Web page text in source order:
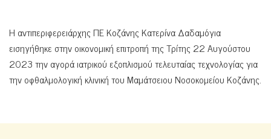
Η αντιπεριφερειάρχης ΠΕ Κοζάνης Κατερίνα Δαδαμόγια
εισηγήθηκε στην οικονομική επιτροπή της Τρίτης 22 Αυγούστου
2023 την αγορά ιατρικού εξοπλισμού τελευταίας τεχνολογίας για
την οφθαλμολογική κλινική του Μαμάτσειου Νοσοκομείου Κοζάνης.